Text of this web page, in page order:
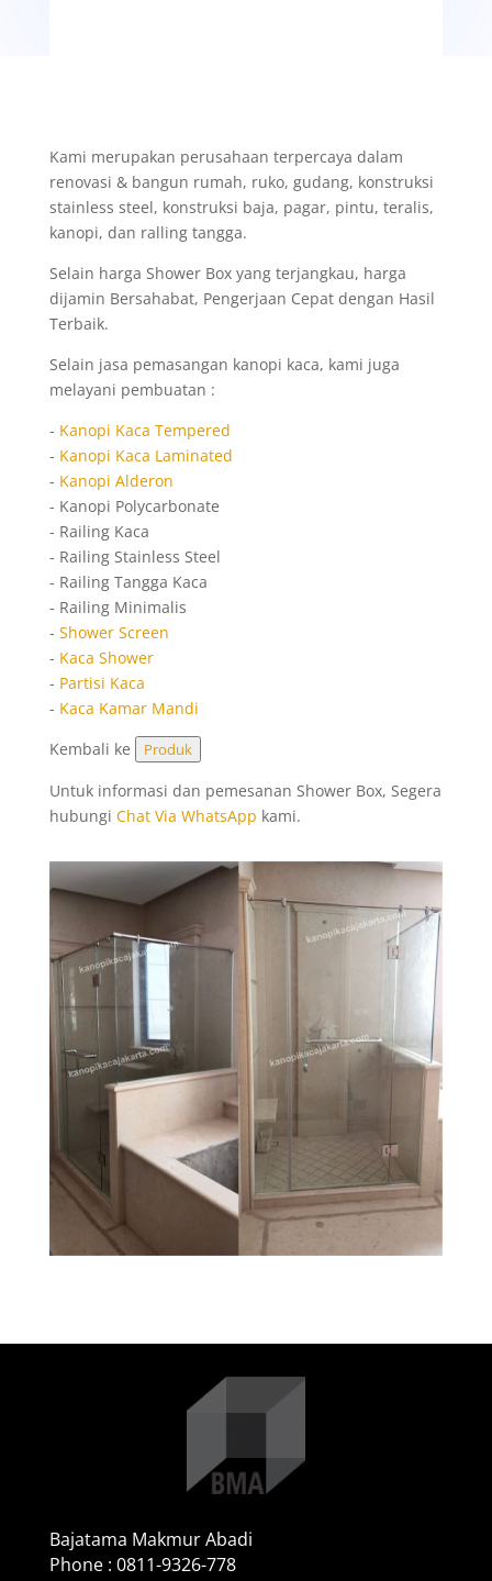
Kami merupakan perusahaan terpercaya dalam
renovasi & bangun rumah, ruko, gudang, konstruksi
stainless steel, konstruksi baja, pagar, pintu, teralis,
kanopi, dan ralling tangga.
Selain harga Shower Box yang terjangkau, harga
dijamin Bersahabat, Pengerjaan Cepat dengan Hasil
Terbaik.
Selain jasa pemasangan kanopi kaca, kami juga
melayani pembuatan :
- Kanopi Kaca Tempered
- Kanopi Kaca Laminated
- Kanopi Alderon
- Kanopi Polycarbonate
- Railing Kaca
- Railing Stainless Steel
- Railing Tangga Kaca
- Railing Minimalis
- Shower Screen
- Kaca Shower
- Partisi Kaca
- Kaca Kamar Mandi
Kembali ke
Produk
Untuk informasi dan pemesanan Shower Box, Segera
hubungi Chat Via WhatsApp kami.
Bajatama Makmur Abadi
Phone : 0811-9326-778